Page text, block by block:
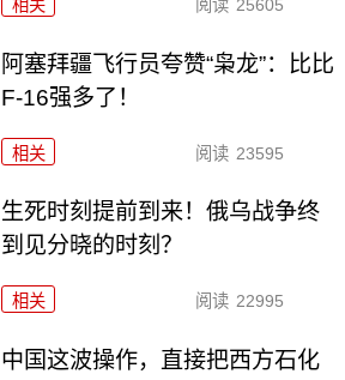
相关 阅读 25605
阿塞拜疆飞行员夸赞“枭龙”：比比
F-16强多了！
相关 阅读 23595
生死时刻提前到来！俄乌战争终
到见分晓的时刻？
相关 阅读 22995
中国这波操作，直接把西方石化